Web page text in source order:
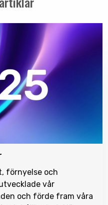
förnyelse och
vår
och förde fram våra